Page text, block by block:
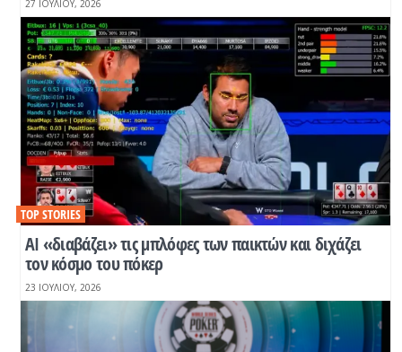
27 ΙΟΥΛΊΟΥ, 2026
AI «διαβάζει» τις μπλόφες των παικτών και διχάζει
τον κόσμο του πόκερ
TOP STORIES
23 ΙΟΥΛΊΟΥ, 2026